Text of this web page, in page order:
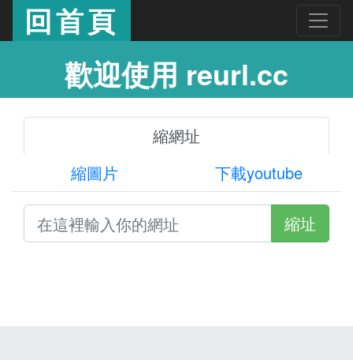
回首頁
歡迎使用 reurl.cc
縮網址
縮圖片
下載youtube
縮址